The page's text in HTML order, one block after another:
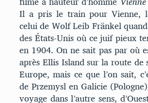
Il a pris le train pour Vienne,
celui de Wolf Leib Fränkel
des États-Unis où ce juif pieux
en 1904. On ne sait pas par où
après Ellis Island sur la route
Europe, mais ce que l’on sait,
de Przemysl en Galicie
voyage dans l’autre sens,